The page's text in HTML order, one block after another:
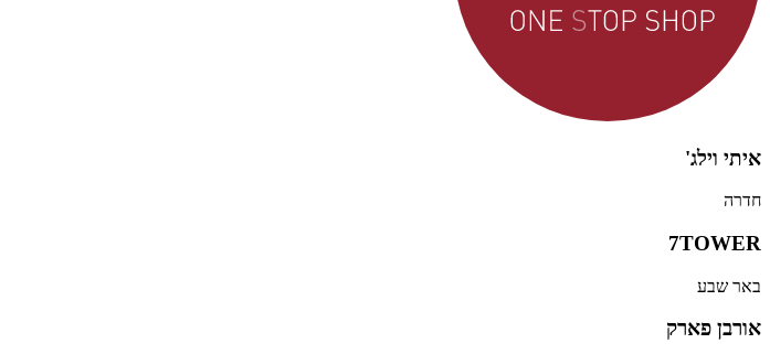
איתי וילג'
חדרה
7TOWER
באר שבע
אורבן פארק